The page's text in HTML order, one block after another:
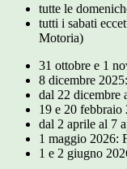
tutte le
tutti i sabati
Motoria)
31 ottobre e 1
8 dicembre
dal 22 dicembre
19 e 20 febbraio
dal 2 aprile al 7
1 maggio 2026:
1 e 2 giugno